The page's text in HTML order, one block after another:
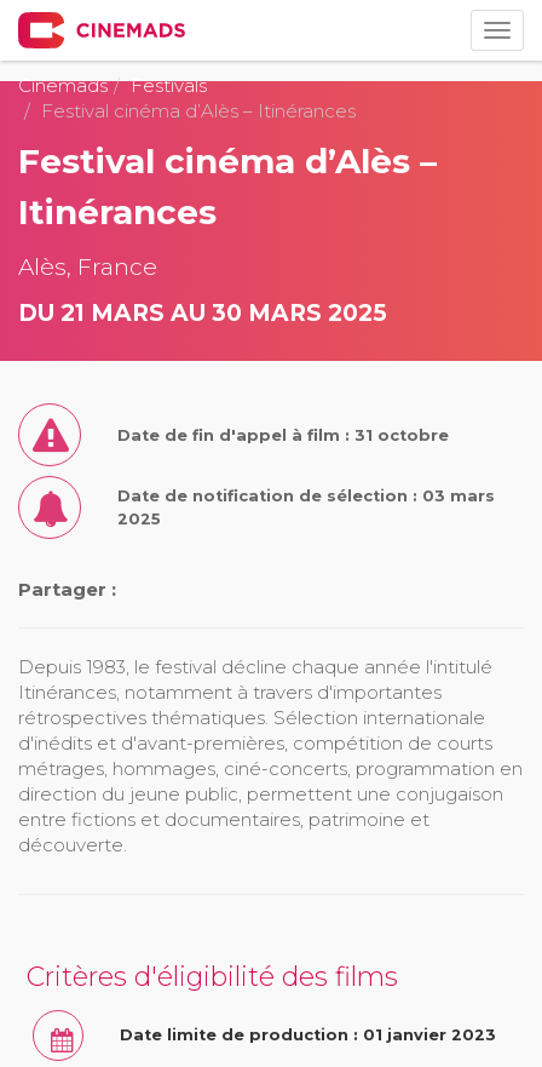
Cinemads
Festivals
Festival cinéma d’Alès – Itinérances
Festival cinéma d’Alès –
Itinérances
Alès, France
DU 21 MARS AU 30 MARS 2025
Date de fin d'appel à film : 31 octobre
Date de notification de sélection : 03 mars
2025
Partager :
Depuis 1983, le festival décline chaque année l'intitulé
Itinérances, notamment à travers d'importantes
rétrospectives thématiques. Sélection internationale
d'inédits et d'avant-premières, compétition de courts
métrages, hommages, ciné-concerts, programmation en
direction du jeune public, permettent une conjugaison
entre fictions et documentaires, patrimoine et
découverte.
Critères d'éligibilité des films
Date limite de production : 01 janvier 2023